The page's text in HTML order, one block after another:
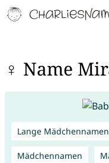
♀ Name
Lange Mädchennamen
Mädchennamen